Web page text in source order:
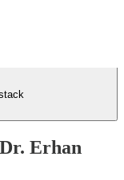
Erhan